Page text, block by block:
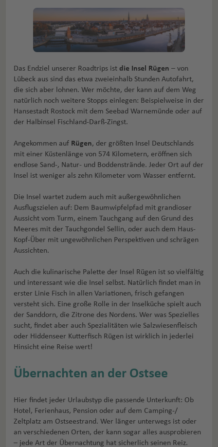
Das Endziel unserer Roadtrips ist die Insel Rügen – von
Lübeck aus sind das etwa zweieinhalb Stunden Autofahrt,
die sich aber lohnen. Wer möchte, der kann auf dem Weg
natürlich noch weitere Stopps einlegen: Beispielweise in der
Hansestadt Rostock mit dem Seebad Warnemünde oder auf
der Halbinsel Fischland-Darß-Zingst.
Angekommen auf Rügen, der größten Insel Deutschlands
mit einer Küstenlänge von 574 Kilometern, eröffnen sich
endlose Sand-, Natur- und Boddenstrände. Jeder Ort auf der
Insel ist weniger als zehn Kilometer vom Wasser entfernt.
Die Insel wartet zudem auch mit außergewöhnlichen
Ausflugszielen auf: Dem Baumwipfelpfad mit grandioser
Aussicht vom Turm, einem Tauchgang auf den Grund des
Meeres mit der Tauchgondel Sellin, oder auch dem Haus-
Kopf-Über mit ungewöhnlichen Perspektiven und schrägen
Aussichten.
Auch die kulinarische Palette der Insel Rügen ist so vielfältig
und interessant wie die Insel selbst. Natürlich findet man in
erster Linie Fisch in allen Variationen, frisch gefangen
versteht sich. Eine große Rolle in der Inselküche spielt auch
der Sanddorn, die Zitrone des Nordens. Wer was Spezielles
sucht, findet aber auch Spezialitäten wie Salzwiesenfleisch
oder Hiddenseer Kutterfisch Rügen ist wirklich in jederlei
Hinsicht eine Reise wert!
Übernachten an der Ostsee
Hier findet jeder Urlaubstyp die passende Unterkunft: Ob
Hotel, Ferienhaus, Pension oder auf dem Camping-/
Zeltplatz am Ostseestrand. Wer länger unterwegs ist oder
an verschiedenen Orten, der kann sogar alles ausprobieren
– jede Art der Übernachtung hat sicherlich seinen Reiz.